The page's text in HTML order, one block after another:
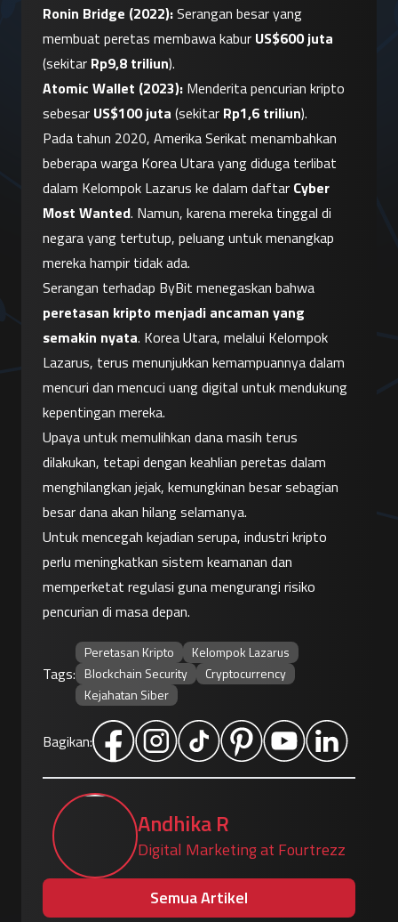
Ronin Bridge (2022): Serangan besar yang
membuat peretas membawa kabur US$600 juta
(sekitar Rp9,8 triliun).
Atomic Wallet (2023): Menderita pencurian kripto
sebesar US$100 juta (sekitar Rp1,6 triliun).
Pada tahun 2020, Amerika Serikat menambahkan
beberapa warga Korea Utara yang diduga terlibat
dalam Kelompok Lazarus ke dalam daftar Cyber
Most Wanted. Namun, karena mereka tinggal di
negara yang tertutup, peluang untuk menangkap
mereka hampir tidak ada.
peretasan kripto menjadi ancaman yang
semakin nyata. Korea Utara, melalui Kelompok
Lazarus, terus menunjukkan kemampuannya dalam
mencuri dan mencuci uang digital untuk mendukung
kepentingan mereka.
Upaya untuk memulihkan dana masih terus
dilakukan, tetapi dengan keahlian peretas dalam
menghilangkan jejak, kemungkinan besar sebagian
besar dana akan hilang selamanya.
Untuk mencegah kejadian serupa, industri kripto
perlu meningkatkan sistem keamanan dan
memperketat regulasi guna mengurangi risiko
pencurian di masa depan.
Tags:
Peretasan Kripto
Kelompok Lazarus
Blockchain Security
Cryptocurrency
Kejahatan Siber
Bagikan:
Andhika R
Digital Marketing at Fourtrezz
Semua Artikel